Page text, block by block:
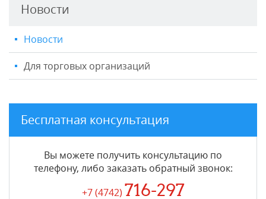
Новости
Новости
Для торговых организаций
Бесплатная консультация
Вы можете получить консультацию по
телефону, либо заказать обратный звонок:
+7 (4742) 716-297